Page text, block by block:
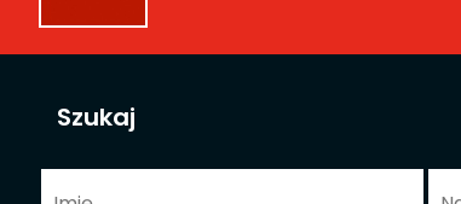
Szukaj